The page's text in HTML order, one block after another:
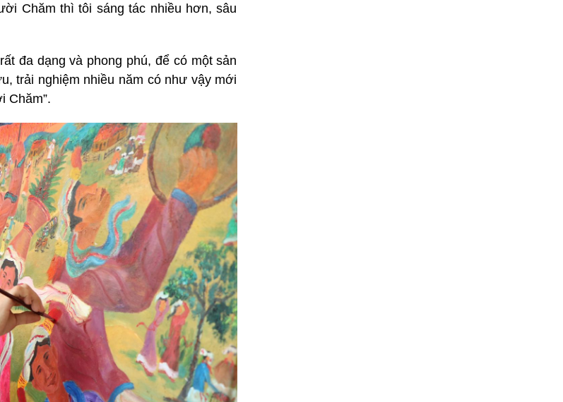
Chăm thì tôi sáng tác nhiều hơn, sâu
đa dạng và phong phú, để có một sản
trải nghiệm nhiều năm có như vậy mới
Chăm”.